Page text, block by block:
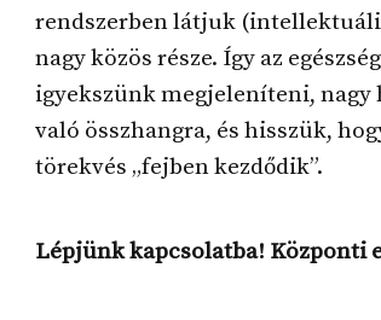
rendszerben látjuk
nagy közös része. Így az
igyekszünk megjeleníteni,
való összhangra, és hisszük,
törekvés „fejben kezdődik”.
Lépjünk kapcsolatba! Központi